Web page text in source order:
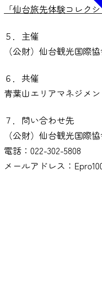
「仙台旅先体験コレク
５．主催
（公財）仙台観光国際
６．共催
青葉山エリアマネジメン
７．問い合わせ先
（公財）仙台観光国際
電話：022-302-5808
メールアドレス：